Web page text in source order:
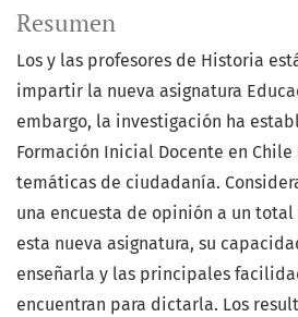
Resumen
Los y las profesores de Historia
impartir la nueva asignatura
embargo, la investigación ha
Formación Inicial Docente en
temáticas de ciudadanía.
una encuesta de opinión a un total
esta nueva asignatura, su
enseñarla y las principales
encuentran para dictarla. Los